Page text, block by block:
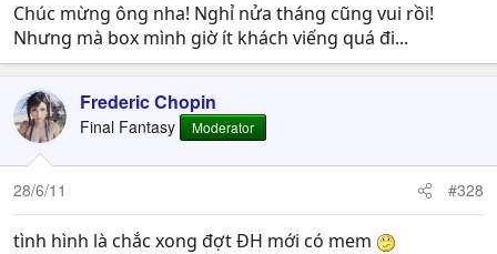
Chúc mừng ông nha! Nghỉ nửa tháng cũng vui rồi!
Nhưng mà box mình giờ ít khách viếng quá đi...
Frederic Chopin
Final Fantasy Moderator
28/6/11 #328
tình hình là chắc xong đợt ĐH mới có mem